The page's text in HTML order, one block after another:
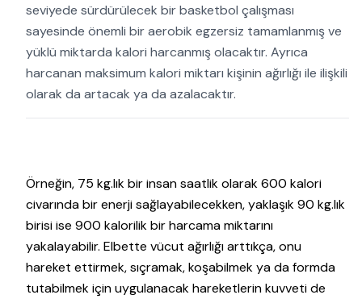
seviyede sürdürülecek bir basketbol çalışması
sayesinde önemli bir aerobik egzersiz tamamlanmış ve
yüklü miktarda kalori harcanmış olacaktır. Ayrıca
harcanan maksimum kalori miktarı kişinin ağırlığı ile ilişkili
olarak da artacak ya da azalacaktır.
Örneğin, 75 kg.lık bir insan saatlik olarak 600 kalori
civarında bir enerji sağlayabilecekken, yaklaşık 90 kg.lık
birisi ise 900 kalorilik bir harcama miktarını
yakalayabilir. Elbette vücut ağırlığı arttıkça, onu
hareket ettirmek, sıçramak, koşabilmek ya da formda
tutabilmek için uygulanacak hareketlerin kuvveti de